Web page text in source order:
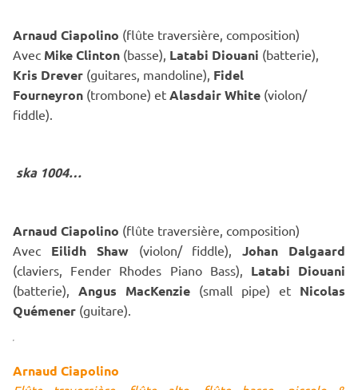
Arnaud Ciapolino (flûte traversière, composition)
Avec Mike Clinton (basse), Latabi Diouani (batterie),
Kris Drever (guitares, mandoline), Fidel
Fourneyron (trombone) et Alasdair White (violon/
fiddle).
ska 1004…
Arnaud Ciapolino (flûte traversière, composition)
Avec Eilidh Shaw(violon/ fiddle), Johan Dalgaard
(claviers, Fender Rhodes Piano Bass), Latabi Diouani
(batterie), Angus MacKenzie (small pipe) et Nicolas
Quémener (guitare).
Arnaud Ciapolino